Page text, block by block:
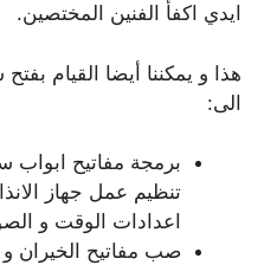
ايدي اكفأ الفنين المختصين.
هذا و يمكننا أيضا القيام
الى:
برمجة مفاتيح ابواب
تنظيم عمل جهاز
اعدادات الوقت و
صب مفاتيح الخيران